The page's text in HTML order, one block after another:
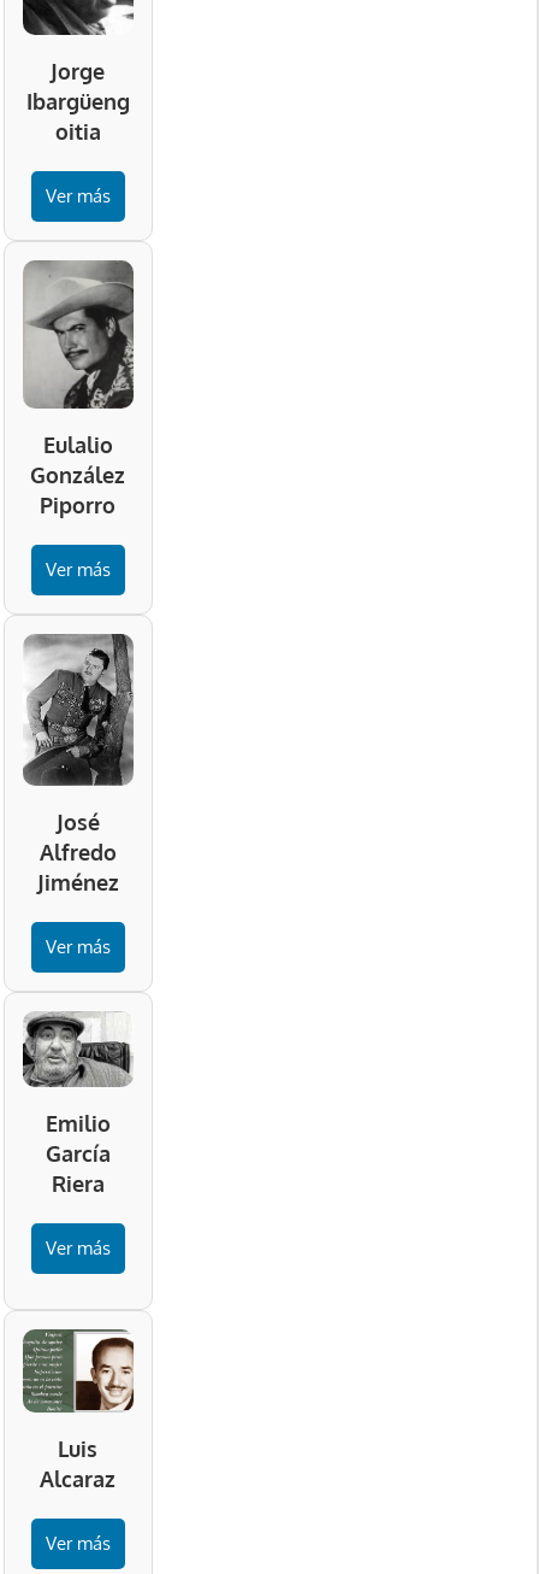
Jorge
Ibargüeng
oitia
Ver más
Eulalio
González
Piporro
Ver más
José
Alfredo
Jiménez
Ver más
Emilio
García
Riera
Ver más
Luis
Alcaraz
Ver más